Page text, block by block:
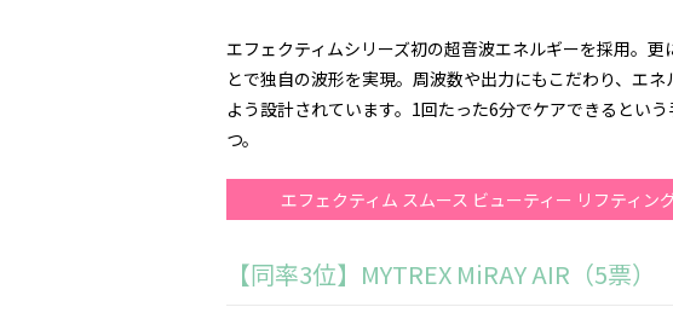
エフェクティムシリーズ初の超音波エネルギーを採用。
とで独自の波形を実現。周波数や出力にもこだわり、エ
よう設計されています。1回たった6分でケアできるとい
つ。
エフェクティム スムース ビューティー リフティン
【同率3位】MYTREX MiRAY AIR（5票）